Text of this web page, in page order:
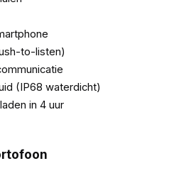
to-listen)
(IP68 waterdicht)
in 4 uur